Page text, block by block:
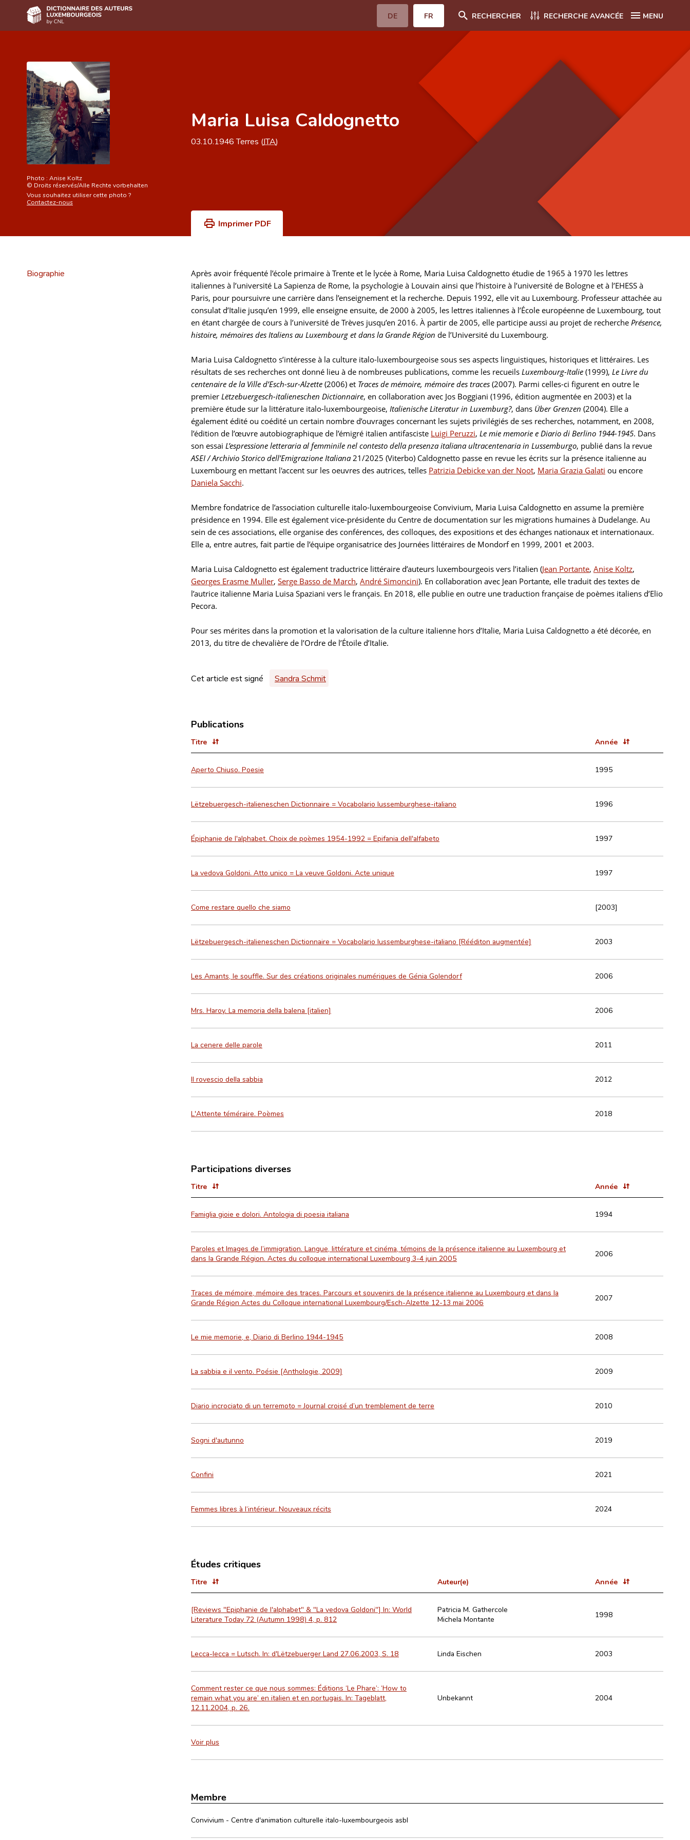
DE FR RECHERCHER RECHERCHE AVANCÉE MENU
Auteur(e)s A-Z
Recherche avancée
Foire aux questions
CNL
Équipe scientifique
Contact
Photo : Anise Koltz
© Droits réservés/Alle Rechte vorbehalten
Vous souhaitez utiliser cette photo ?
Contactez-nous
Maria Luisa Caldognetto
03.10.1946Terres (ITA)
Imprimer PDF
Biographie
Après avoir fréquenté l’école primaire à Trente et le lycée à Rome, Maria Luisa Caldognetto étudie de 1965 à 1970 les lettres
italiennes à l’université La Sapienza de Rome, la psychologie à Louvain ainsi que l’histoire à l’université de Bologne et à l’EHESS à
Paris, pour poursuivre une carrière dans l’enseignement et la recherche. Depuis 1992, elle vit au Luxembourg. Professeur attachée au
consulat d’Italie jusqu’en 1999, elle enseigne ensuite, de 2000 à 2005, les lettres italiennes à l’École européenne de Luxembourg, tout
en étant chargée de cours à l’université de Trèves jusqu’en 2016. À partir de 2005, elle participe aussi au projet de recherche Présence,
histoire, mémoires des Italiens au Luxembourg et dans la Grande Région de l’Université du Luxembourg.
Maria Luisa Caldognetto s’intéresse à la culture italo-luxembourgeoise sous ses aspects linguistiques, historiques et littéraires. Les
résultats de ses recherches ont donné lieu à de nombreuses publications, comme les recueils Luxembourg-Italie (1999), Le Livre du
centenaire de la Ville d’Esch-sur-Alzette (2006) et Traces de mémoire, mémoire des traces (2007). Parmi celles-ci figurent en outre le
premier Lëtzebuergesch-italieneschen Dictionnaire, en collaboration avec Jos Boggiani (1996, édition augmentée en 2003) et la
première étude sur la littérature italo-luxembourgeoise, Italienische Literatur in Luxemburg?, dans Über Grenzen (2004). Elle a
également édité ou coédité un certain nombre d’ouvrages concernant les sujets privilégiés de ses recherches, notamment, en 2008,
l’édition de l’œuvre autobiographique de l’émigré italien antifasciste Luigi Peruzzi, Le mie memorie e Diario di Berlino 1944-1945. Dans
son essai L’espressione letteraria al femminile nel contesto della presenza italiana ultracentenaria in Lussemburgo, publié dans la revue
ASEI / Archivio Storico dell’Emigrazione Italiana21/2025 (Viterbo) Caldognetto passe en revue les écrits sur la présence italienne au
Luxembourg en mettant l'accent sur les oeuvres des autrices, telles Patrizia Debicke van der Noot, Maria Grazia Galati ou encore
Daniela Sacchi.
Membre fondatrice de l’association culturelle italo-luxembourgeoise Convivium, Maria Luisa Caldognetto en assume la première
présidence en 1994. Elle est également vice-présidente du Centre de documentation sur les migrations humaines à Dudelange. Au
sein de ces associations, elle organise des conférences, des colloques, des expositions et des échanges nationaux et internationaux.
Elle a, entre autres, fait partie de l’équipe organisatrice des Journées littéraires de Mondorf en 1999, 2001 et 2003.
Maria Luisa Caldognetto est également traductrice littéraire d’auteurs luxembourgeois vers l’italien (Jean Portante, Anise Koltz,
Georges Erasme Muller, Serge Basso de March, André Simoncini). En collaboration avec Jean Portante, elle traduit des textes de
l’autrice italienne Maria Luisa Spaziani vers le français. En 2018, elle publie en outre une traduction française de poèmes italiens d’Elio
Pecora.
Pour ses mérites dans la promotion et la valorisation de la culture italienne hors d’Italie, Maria Luisa Caldognetto a été décorée, en
2013, du titre de chevalière de l’Ordre de l’Étoile d’Italie.
Cet article est signé Sandra Schmit
Publications
Titre Année
Aperto Chiuso. Poesie 1995
Lëtzebuergesch-italieneschen Dictionnaire = Vocabolario lussemburghese-italiano 1996
Épiphanie de l'alphabet. Choix de poèmes 1954-1992 = Epifania dell'alfabeto 1997
La vedova Goldoni. Atto unico = La veuve Goldoni. Acte unique 1997
Come restare quello che siamo [2003]
Lëtzebuergesch-italieneschen Dictionnaire = Vocabolario lussemburghese-italiano [Rééditon augmentée] 2003
Les Amants, le souffle. Sur des créations originales numériques de Génia Golendorf 2006
Mrs. Haroy. La memoria della balena [italien] 2006
La cenere delle parole 2011
Il rovescio della sabbia 2012
L'Attente téméraire. Poèmes 2018
Participations diverses
Titre Année
Famiglia gioie e dolori. Antologia di poesia italiana 1994
Paroles et Images de l’immigration. Langue, littérature et cinéma, témoins de la présence italienne au Luxembourg et
dans la Grande Région. Actes du colloque international Luxembourg 3-4 juin 2005
2006
Traces de mémoire, mémoire des traces. Parcours et souvenirs de la présence italienne au Luxembourg et dans la
Grande Région Actes du Colloque international Luxembourg/Esch-Alzette 12-13 mai 2006
2007
Le mie memorie, e, Diario di Berlino 1944-1945 2008
La sabbia e il vento. Poésie [Anthologie, 2009] 2009
Diario incrociato di un terremoto = Journal croisé d’un tremblement de terre 2010
Sogni d'autunno 2019
Confini 2021
Femmes libres à l‘intérieur. Nouveaux récits 2024
Études critiques
Titre Auteur(e) Année
[Reviews "Epiphanie de l'alphabet" & "La vedova Goldoni"] In: World
Literature Today 72 (Autumn 1998) 4, p. 812
Patricia M. Gathercole
Michela Montante
1998
Lecca-lecca = Lutsch. In: d'Lëtzebuerger Land 27.06.2003, S. 18 Linda Eischen 2003
Comment rester ce que nous sommes: Éditions ‘Le Phare’: ‘How to
remain what you are’ en italien et en portugais. In: Tageblatt,
12.11.2004, p. 26.
Unbekannt 2004
Voir plus
Membre
Convivium - Centre d'animation culturelle italo-luxembourgeois asbl